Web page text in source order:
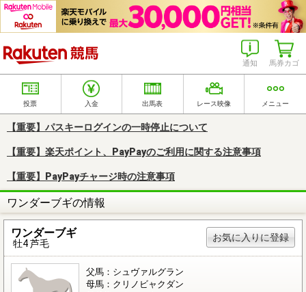
馬券カゴ
通知
投票 入金 出馬表 レース映像 メニュー
【重要】パスキーログインの一時停止について
【重要】楽天ポイント、PayPayのご利用に関する注意事項
【重要】PayPayチャージ時の注意事項
ワンダーブギの情報
ワンダーブギ
牡4 芦毛
お気に入りに登録
父馬：シュヴァルグラン
母馬：クリノビャクダン